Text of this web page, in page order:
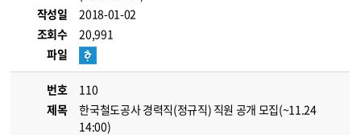
작성일
2018-01-02
조회수
20,991
파일
번호
110
제목
한국철도공사 경력직(정규직) 직원 공개 모집(~11.24
14:00)